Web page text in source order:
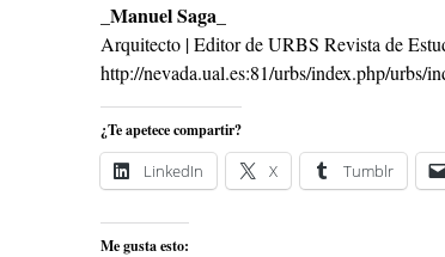
_Manuel Saga_
Arquitecto | Editor de URBS Revista de
http://nevada.ual.es:81/urbs/index.php/urbs/
¿Te apetece compartir?
LinkedIn X Tumblr
Me gusta esto: